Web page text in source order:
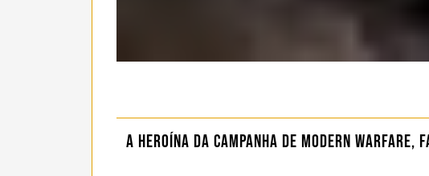
A heroína da campanha de Modern Warfare,